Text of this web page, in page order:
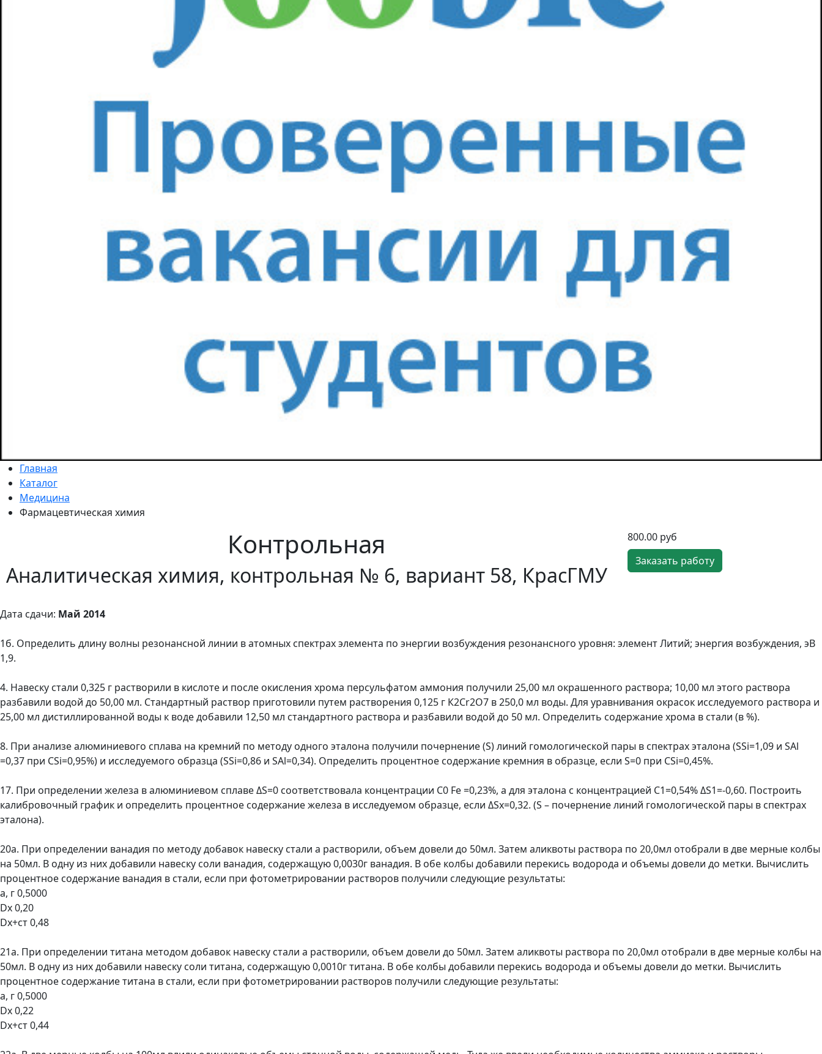
Главная
Каталог
Медицина
Фармацевтическая химия
Контрольная
Аналитическая химия, контрольная № 6, вариант 58, КрасГМУ
800.00 руб
Заказать работу
Дата сдачи: Май 2014
1б. Определить длину волны резонансной линии в атомных спектрах элемента по энергии возбуждения резонансного уровня: элемент Литий; энергия возбуждения, эВ
1,9.
4. Навеску стали 0,325 г растворили в кислоте и после окисления хрома персульфатом аммония получили 25,00 мл окрашенного раствора; 10,00 мл этого раствора
разбавили водой до 50,00 мл. Стандартный раствор приготовили путем растворения 0,125 г К2Сr2О7 в 250,0 мл воды. Для уравнивания окрасок исследуемого раствора и
25,00 мл дистиллированной воды к воде добавили 12,50 мл стандартного раствора и разбавили водой до 50 мл. Определить содержание хрома в стали (в %).
8. При анализе алюминиевого сплава на кремний по методу одного эталона получили почернение (S) линий гомологической пары в спектрах эталона (SSi=1,09 и SAl
=0,37 при CSi=0,95%) и исследуемого образца (SSi=0,86 и SAl=0,34). Определить процентное содержание кремния в образце, если S=0 при CSi=0,45%.
17. При определении железа в алюминиевом сплаве ΔS=0 соответствовала концентрации С0 Fe =0,23%, а для эталона с концентрацией С1=0,54% ΔS1=-0,60. Построить
калибровочный график и определить процентное содержание железа в исследуемом образце, если ΔSх=0,32. (S – почернение линий гомологической пары в спектрах
эталона).
20а. При определении ванадия по методу добавок навеску стали а растворили, объем довели до 50мл. Затем аликвоты раствора по 20,0мл отобрали в две мерные колбы
на 50мл. В одну из них добавили навеску соли ванадия, содержащую 0,0030г ванадия. В обе колбы добавили перекись водорода и объемы довели до метки. Вычислить
процентное содержание ванадия в стали, если при фотометрировании растворов получили следующие результаты:
а, г 0,5000
Dx 0,20
Dх+ст 0,48
21а. При определении титана методом добавок навеску стали а растворили, объем довели до 50мл. Затем аликвоты раствора по 20,0мл отобрали в две мерные колбы на
50мл. В одну из них добавили навеску соли титана, содержащую 0,0010г титана. В обе колбы добавили перекись водорода и объемы довели до метки. Вычислить
процентное содержание титана в стали, если при фотометрировании растворов получили следующие результаты:
а, г 0,5000
Dx 0,22
Dх+ст 0,44